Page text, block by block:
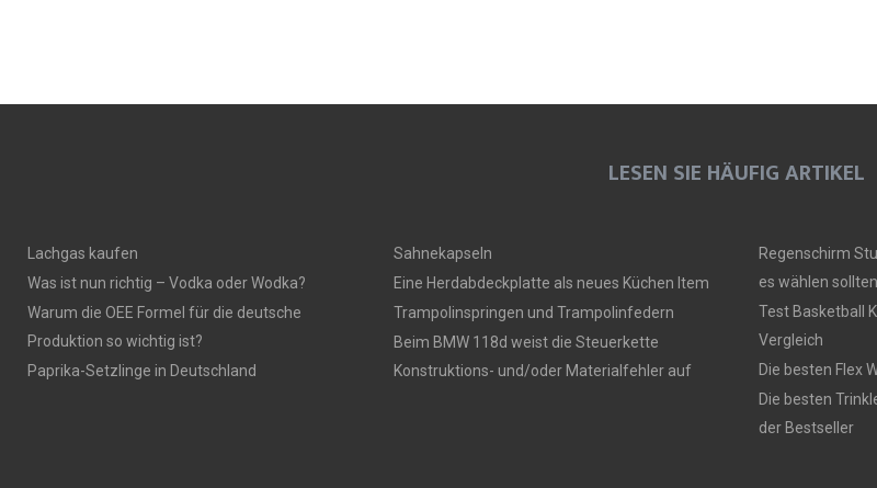
LESEN SIE HÄUFIG ARTIKEL
Lachgas kaufen
Was ist nun richtig – Vodka oder Wodka?
Warum die OEE Formel für die deutsche
Produktion so wichtig ist?
Paprika-Setzlinge in Deutschland
Sahnekapseln
Eine Herdabdeckplatte als neues Küchen Item
Trampolinspringen und Trampolinfedern
Beim BMW 118d weist die Steuerkette
Konstruktions- und/oder Materialfehler auf
Regenschirm
es wählen sollten
Test Basketball
Vergleich
Die besten Flex
Die besten
der Bestseller